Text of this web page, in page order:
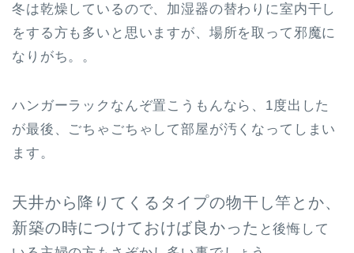
冬は乾燥しているので、加湿器の替わりに室内干し
をする方も多いと思いますが、場所を取って邪魔に
なりがち。。
ハンガーラックなんぞ置こうもんなら、1度出した
が最後、ごちゃごちゃして部屋が汚くなってしまい
ます。
天井から降りてくるタイプの物干し竿とか、
新築の時につけておけば良かった と後悔して